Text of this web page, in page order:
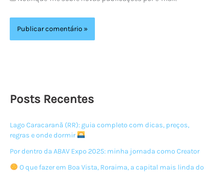
Posts Recentes
Lago Caracaranã (RR): guia completo com dicas, preços,
regras e onde dormir
Por dentro da ABAV Expo 2025: minha jornada como Creator
O que fazer em Boa Vista, Roraima, a capital mais linda do